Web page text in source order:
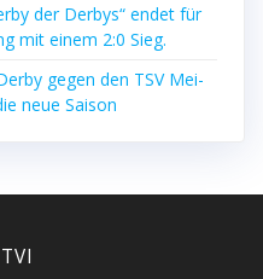
der Der­bys“ endet für
mit einem 2:0 Sieg.
gegen den TSV Mei­
neue Saison